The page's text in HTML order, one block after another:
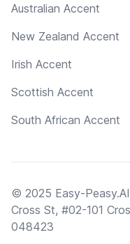
Australian Accent
New Zealand Accent
Irish Accent
Scottish Accent
South African Accent
© 2025 Easy-
Cross St, #02-101
048423